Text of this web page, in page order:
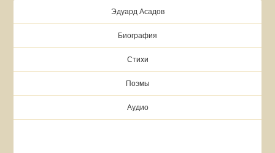
Эдуард Асадов
Биография
Стихи
Поэмы
Аудио